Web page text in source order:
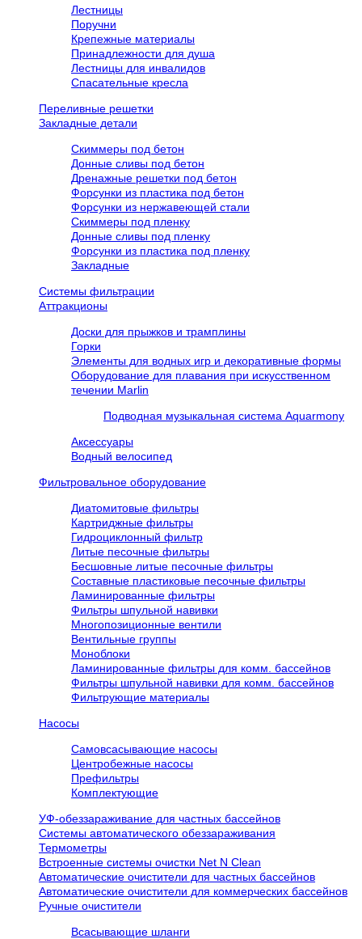
Лестницы
Поручни
Крепежные материалы
Принадлежности для душа
Лестницы для инвалидов
Спасательные кресла
Переливные решетки
Закладные детали
Скиммеры под бетон
Донные сливы под бетон
Дренажные решетки под бетон
Форсунки из пластика под бетон
Форсунки из нержавеющей стали
Скиммеры под пленку
Донные сливы под пленку
Форсунки из пластика под пленку
Закладные
Системы фильтрации
Аттракционы
Доски для прыжков и трамплины
Горки
Элементы для водных игр и декоративные формы
Оборудование для плавания при искусственном
течении Marlin
Подводная музыкальная система Aquarmony
Аксессуары
Водный велосипед
Фильтровальное оборудование
Диатомитовые фильтры
Картриджные фильтры
Гидроциклонный фильтр
Литые песочные фильтры
Бесшовные литые песочные фильтры
Составные пластиковые песочные фильтры
Ламинированные фильтры
Фильтры шпульной навивки
Многопозиционные вентили
Вентильные группы
Моноблоки
Ламинированные фильтры для комм. бассейнов
Фильтры шпульной навивки для комм. бассейнов
Фильтрующие материалы
Насосы
Самовсасывающие насосы
Центробежные насосы
Префильтры
Комплектующие
УФ-обеззараживание для частных бассейнов
Системы автоматического обеззараживания
Термометры
Встроенные системы очистки Net N Clean
Автоматические очистители для частных бассейнов
Автоматические очистители для коммерческих бассейнов
Ручные очистители
Всасывающие шланги